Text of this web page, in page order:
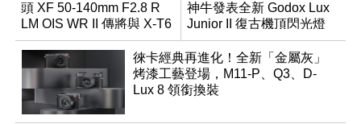
頭 XF 50-140mm F2.8 R
LM OIS WR II 傳將與 X-T6
同步亮相
神牛發表全新 Godox Lux
Junior II 復古機頂閃光燈
徠卡經典再進化！全新「金屬灰」
烤漆工藝登場，M11-P、Q3、D-
Lux 8 領銜換裝